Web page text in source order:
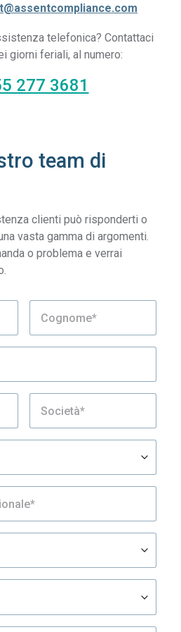
telefonica? Contattaci
giorni feriali, al numero:
277 3681
team di
clienti può risponderti o
vasta gamma di argomenti.
o problema e verrai